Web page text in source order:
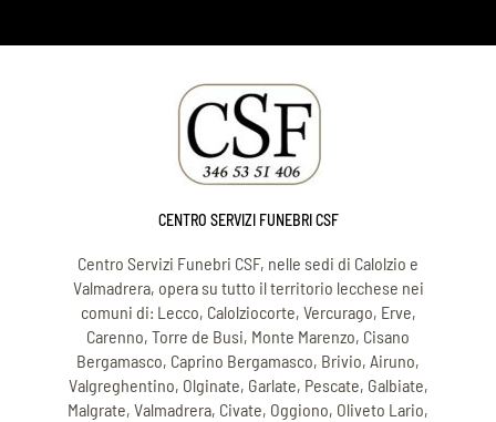
CENTRO SERVIZI FUNEBRI CSF
Centro Servizi Funebri CSF, nelle sedi di Calolzio e
Valmadrera, opera su tutto il territorio lecchese nei
comuni di: Lecco, Calolziocorte, Vercurago, Erve,
Carenno, Torre de Busi, Monte Marenzo, Cisano
Bergamasco, Caprino Bergamasco, Brivio, Airuno,
Valgreghentino, Olginate, Garlate, Pescate, Galbiate,
Malgrate, Valmadrera, Civate, Oggiono, Oliveto Lario,